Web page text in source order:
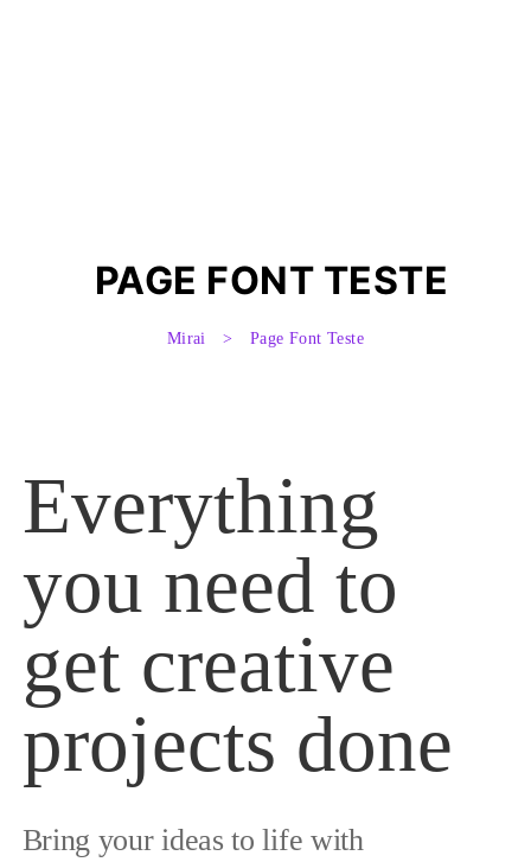
PAGE FONT TESTE
Mirai > Page Font Teste
Everything
you need to
get creative
projects done
Bring your ideas to life with